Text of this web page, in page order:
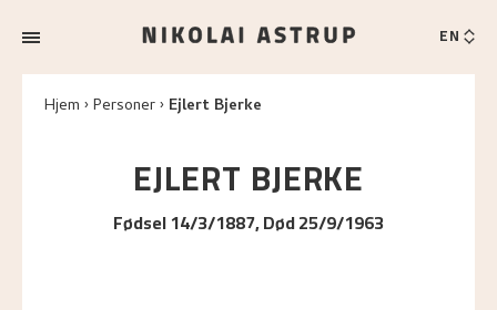
EN
Hjem Personer Ejlert Bjerke
EJLERT BJERKE
Fødsel 14/3/1887, Død 25/9/1963